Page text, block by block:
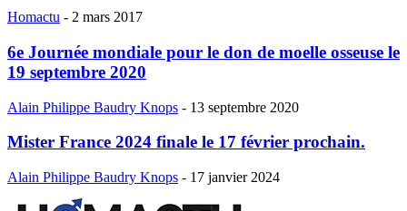
Homactu - 2 mars 2017
6e Journée mondiale pour le don de moelle osseuse le
19 septembre 2020
Alain Philippe Baudry Knops - 13 septembre 2020
Mister France 2024 finale le 17 février prochain.
Alain Philippe Baudry Knops - 17 janvier 2024